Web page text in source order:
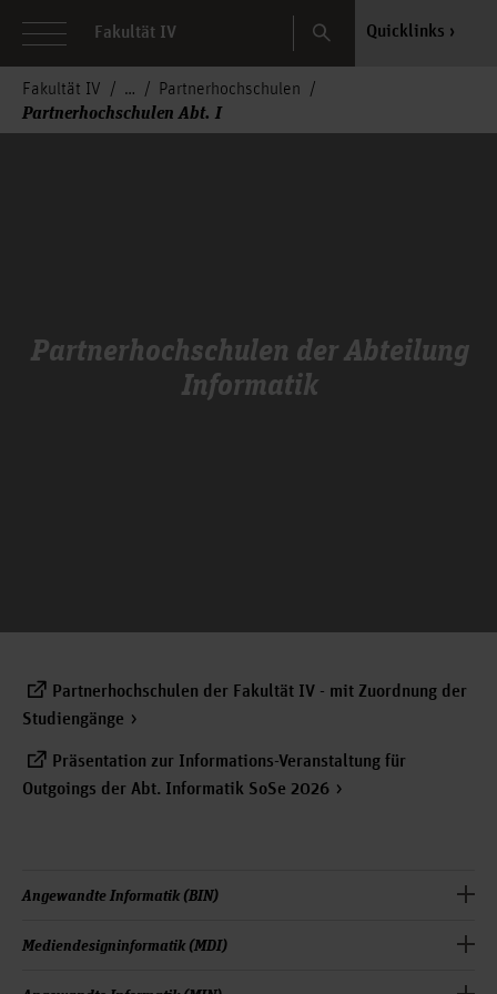
Fakultät IV Search Quicklinks
Fakultät IV Partnerhochschulen
Partnerhochschulen Abt. I
Partnerhochschulen der Abteilung
Informatik
Partnerhochschulen der Fakultät IV - mit Zuordnung der
Studiengänge
Präsentation zur Informations-Veranstaltung für
Outgoings der Abt. Informatik SoSe 2026
Angewandte Informatik (BIN)
EUROPA
Medien­design­informatik (MDI)